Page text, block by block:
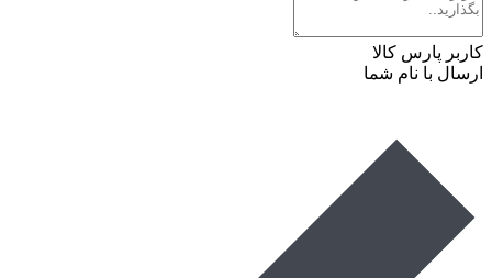
کاربر پارس کالا
ارسال با نام شما